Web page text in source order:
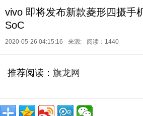
vivo 即将发布新款菱形四摄手
SoC
2020-05-26 04:15:16 来源: 阅读：1440
推荐阅读： 旗龙网